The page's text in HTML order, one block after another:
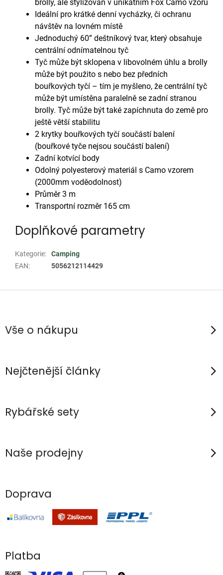
brolly, ale stylizován v unikátním Fox Camo vzoru
Ideální pro krátké denní vycházky, či ochranu
návštěv na lovném místě
Jednoduchý 60” deštníkový tvar, který obsahuje
centrální odnímatelnou tyč
Tyč může být sklopena v libovolném úhlu a brolly
může být použito s nebo bez předních
bouřkových tyčí – tím je myšleno, že centrální tyč
může být umístěna paralelně se zadní stranou
brolly. Tyč může být také zapíchnuta do země pro
ještě větší stabilitu
2 krytky bouřkových tyčí součástí balení
(bouřkové tyče nejsou součástí balení)
Zadní kotvící body
Odolný polyesterový materiál s Camo vzorem
(2000mm voděodolnost)
Průměr 3 m
Transportní rozměr 165 cm
Doplňkové parametry
Kategorie:
Camping
EAN: 5056212114429
Z
pVše o nákupu
Nejčtenější články
Rybářské sety
Naše prodejny
Doprava
Platba